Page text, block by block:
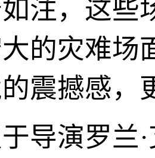
注，这些
的灾难场
震撼感，
导演罗兰